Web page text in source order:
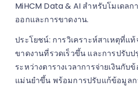
MiHCM Data & AI สำหรับโมเดลก
ออกและการขาดงาน.
ประโยชน์: การวิเคราะห์สาเหตุที่แ
ขาดงานที่รวดเร็วขึ้น และการปรับ
ระหว่างตารางเวลาการจ่ายเงินกับ
แม่นยำขึ้น พร้อมการปรับแก้ข้อมูลก